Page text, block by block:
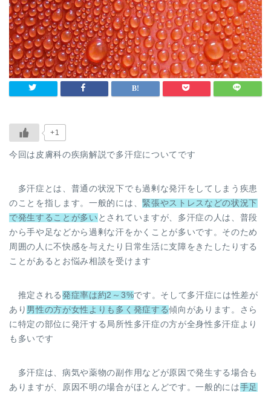
+1
今回は皮膚科の疾病解説で多汗症についてです
多汗症とは、普通の状況下でも過剰な発汗をしてしまう疾患
のことを指します。一般的には、 緊張やストレスなどの状況下
で発生することが多い とされていますが、多汗症の人は、普段
から手や足などから過剰な汗をかくことが多いです。そのため
周囲の人に不快感を与えたり日常生活に支障をきたしたりする
ことがあるとお悩み相談を受けます
推定される発症率は約2～3%です。そして多汗症には性差が
あり 男性の方が女性よりも多く発症する傾向があります。さら
に特定の部位に発汗する局所性多汗症の方が全身性多汗症より
も多いです
多汗症は、病気や薬物の副作用などが原因で発生する場合も
ありますが、原因不明の場合がほとんどです。一般的には手足